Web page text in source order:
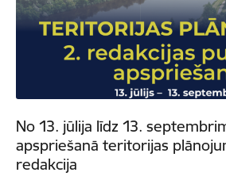
No 13. jūlija līdz 13.
apspriešanā teritorijas
redakcija